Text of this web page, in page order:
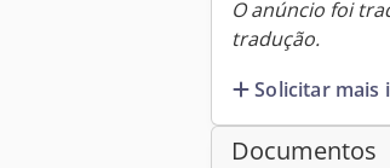
O anúncio foi
tradução.
Solicitar mais
Documentos